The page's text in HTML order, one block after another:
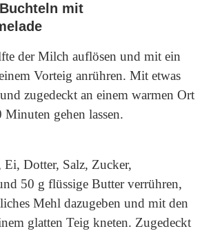
mit
der Milch auflösen und mit ein
Vorteig anrühren. Mit etwas
zugedeckt an einem warmen Ort
Minuten gehen lassen.
Dotter, Salz, Zucker,
50 g flüssige Butter verrühren,
Mehl dazugeben und mit den
glatten Teig kneten. Zugedeckt